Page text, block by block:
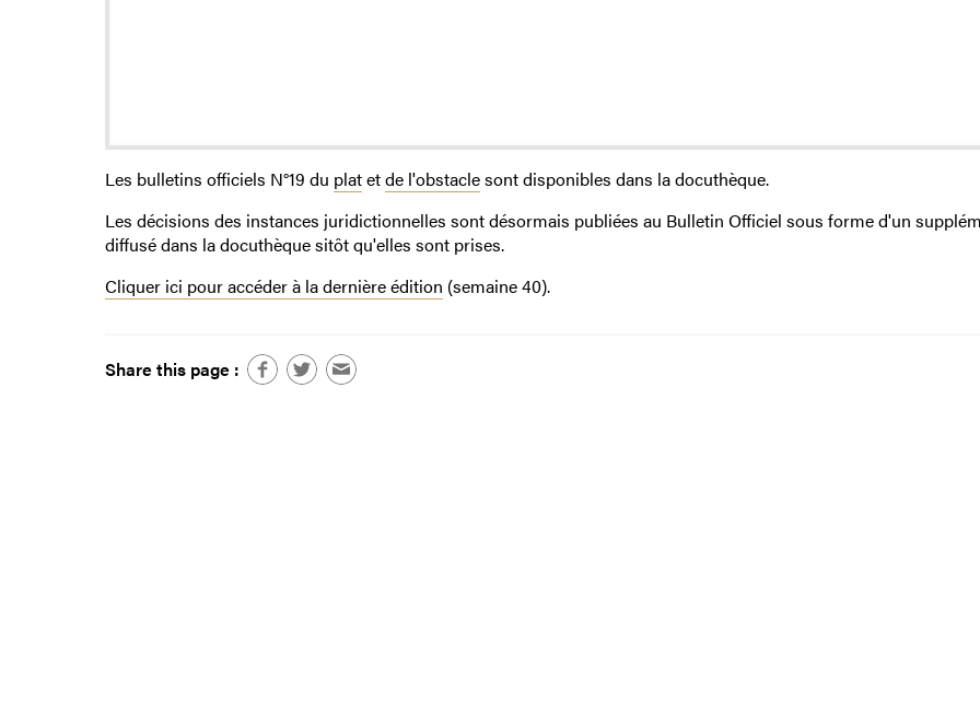
Les bulletins officiels N°19 du platetde l'obstaclesont disponibles dans la docuthèque.
Les décisions des instances juridictionnelles sont désormais publiées au Bulletin Officiel sous forme d'un
diffusé dans la docuthèque sitôt qu'elles sont prises.
Cliquer ici pour accéder à la dernière édition (semaine 40).
Share this page :